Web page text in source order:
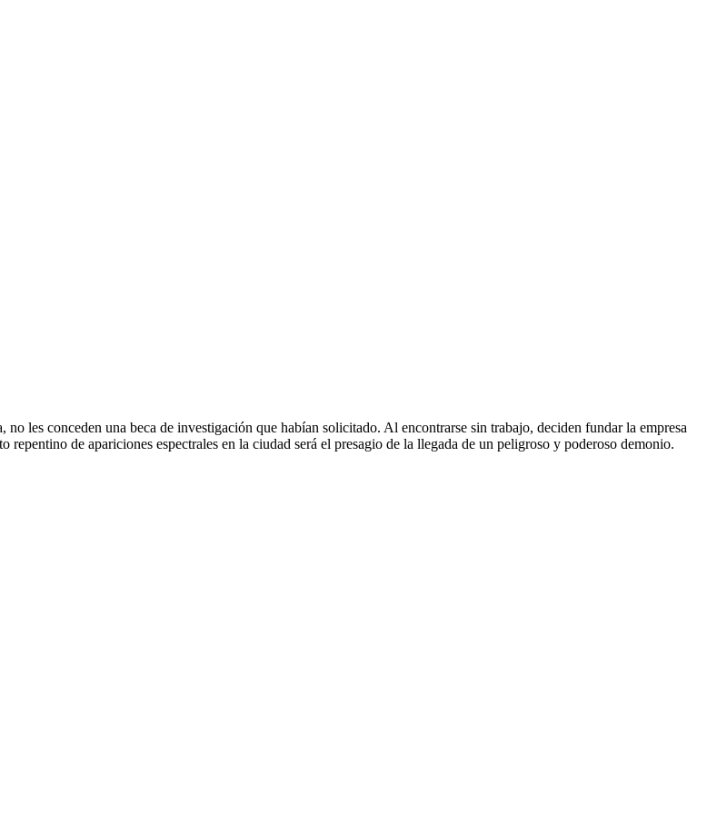
les conceden una beca de investigación que habían solicitado. Al encontrarse sin trabajo, deciden fundar la empresa
de apariciones espectrales en la ciudad será el presagio de la llegada de un peligroso y poderoso demonio.